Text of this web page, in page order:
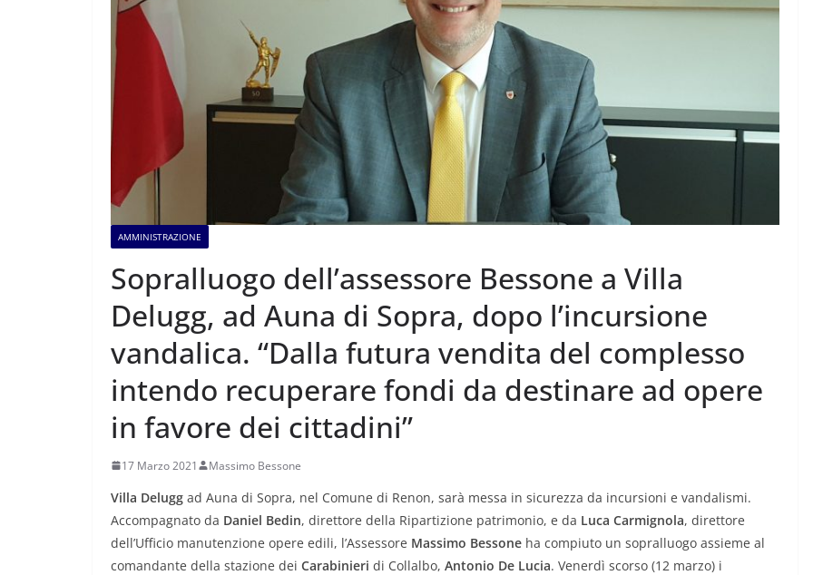
AMMINISTRAZIONE
Sopralluogo dell’assessore Bessone a Villa
Delugg, ad Auna di Sopra, dopo l’incursione
vandalica. “Dalla futura vendita del complesso
intendo recuperare fondi da destinare ad opere
in favore dei cittadini”
17 Marzo 2021 Massimo Bessone
Villa Delugg ad Auna di Sopra, nel Comune di Renon, sarà messa in sicurezza da incursioni e vandalismi.
Accompagnato da Daniel Bedin, direttore della Ripartizione patrimonio, e da Luca Carmignola, direttore
dell’Ufficio manutenzione opere edili, l’Assessore Massimo Bessone ha compiuto un sopralluogo assieme al
comandante della stazione dei Carabinieri di Collalbo, Antonio De Lucia. Venerdì scorso (12 marzo) i